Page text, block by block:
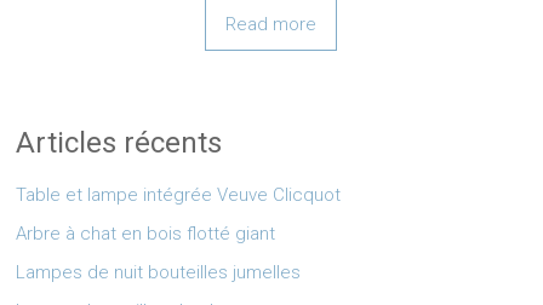
Read more
Articles récents
Table et lampe intégrée Veuve Clicquot
Arbre à chat en bois flotté giant
Lampes de nuit bouteilles jumelles